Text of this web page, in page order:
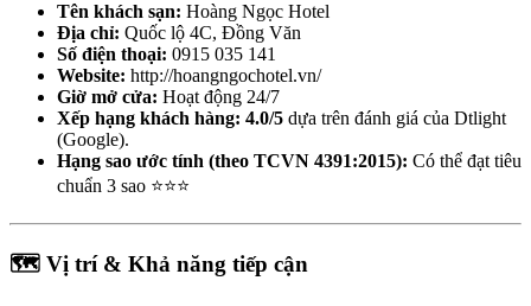
Tên khách sạn: Hoàng Ngọc Hotel
Địa chỉ: Quốc lộ 4C, Đồng Văn
Số điện thoại: 0915 035 141
Website: http://hoangngochotel.vn/
Giờ mở cửa: Hoạt động 24/7
Xếp hạng khách hàng: 4.0/5 dựa trên đánh giá của Dtlight
(Google).
Hạng sao ước tính (theo TCVN 4391:2015): Có thể đạt tiêu
chuẩn 3 sao ⭐⭐⭐
🗺️ Vị trí & Khả năng tiếp cận